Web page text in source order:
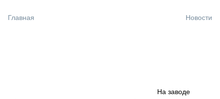
Главная Новости
На заводе